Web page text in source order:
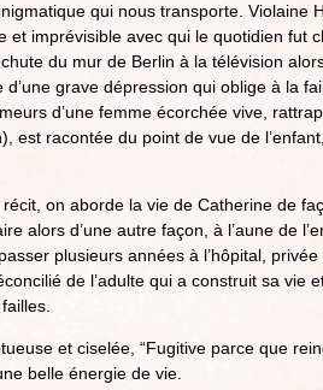
qui nous transporte. Violaine
imprévisible avec qui le quotidien fut
du mur de Berlin à la télévision
d’une grave dépression qui oblige à la
d’une femme écorchée vive,
est racontée du point de vue de
on aborde la vie de Catherine de
alors d’une autre façon, à l’aune de
plusieurs années à l’hôpital,
de l’adulte qui a construit sa vie
et ciselée, “Fugitive parce que
belle énergie de vie.